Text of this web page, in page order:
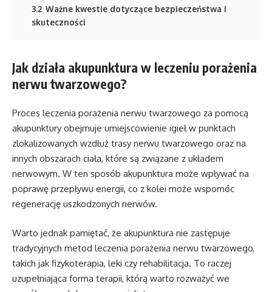
3.2 Ważne kwestie dotyczące bezpieczeństwa i
skuteczności
Jak działa akupunktura w leczeniu porażenia
nerwu twarzowego?
Proces leczenia porażenia nerwu twarzowego za pomocą
akupunktury obejmuje umiejscowienie igieł w punktach
zlokalizowanych wzdłuż trasy nerwu twarzowego oraz na
innych obszarach ciała, które są związane z układem
nerwowym. W ten sposób akupunktura może wpływać na
poprawę przepływu energii, co z kolei może wspomóc
regenerację uszkodzonych nerwów.
Warto jednak pamiętać, że akupunktura nie zastępuje
tradycyjnych metod leczenia porażenia nerwu twarzowego,
takich jak fizykoterapia, leki czy rehabilitacja. To raczej
uzupełniająca forma terapii, którą warto rozważyć we